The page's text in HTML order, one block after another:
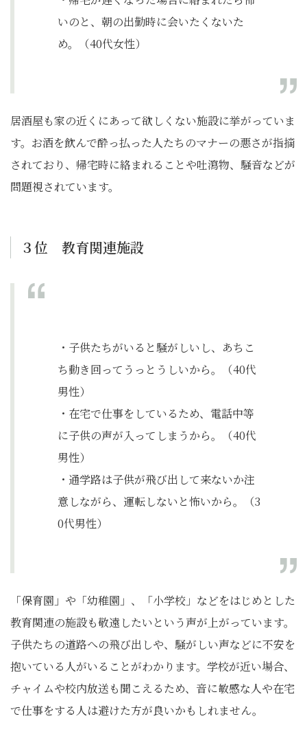
いのと、朝の出勤時に会いたくないた
め。（40代女性）
居酒屋も家の近くにあって欲しくない施設に挙がっていま
す。お酒を飲んで酔っ払った人たちのマナーの悪さが指摘
されており、帰宅時に絡まれることや吐瀉物、騒音などが
問題視されています。
３位 教育関連施設
・子供たちがいると騒がしいし、あちこ
ち動き回ってうっとうしいから。（40代
男性）
・在宅で仕事をしているため、電話中等
に子供の声が入ってしまうから。（40代
男性）
・通学路は子供が飛び出して来ないか注
意しながら、運転しないと怖いから。（3
0代男性）
「保育園」や「幼稚園」、「小学校」などをはじめとした
教育関連の施設も敬遠したいという声が上がっています。
子供たちの道路への飛び出しや、騒がしい声などに不安を
抱いている人がいることがわかります。学校が近い場合、
チャイムや校内放送も聞こえるため、音に敏感な人や在宅
で仕事をする人は避けた方が良いかもしれません。